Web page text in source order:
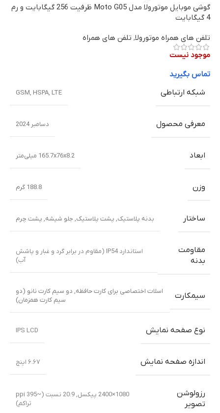
گوشی موبایل موتورولا مدل Moto G05 ظرفیت 256 گیگابایت و رم
4 گیگابایت
تلفن های همراه موتورولا, تلفن های همراه
موجود نیست
تماس بگیرید
شبکه ارتباطی
GSM, HSPA, LTE
معرفی محصول دسامبر 2024
ابعاد 165.7x76x8.2 میلی‌متر
وزن 188.8 گرم
ساختار بدنه پلاستیک, پشت پلاستیک, جلو شیشه, پشت چرم
مقاومت
بدنه
استاندارد IP54 (مقاوم در برابر گرد و غبار و پاشش
آب)
سیمکارت اسلات اختصاصی برای کارت حافظه, دو سیم کارت نانو (دو
سیم کارت همزمان)
نوع صفحه نمایش IPS LCD
اندازه صفحه نمایش ۶.۶۷ اینچ
رزولوشن
تصویر
1080×2400 پیکسل, 20:9 نسبت (~395 ppi
تراکم)